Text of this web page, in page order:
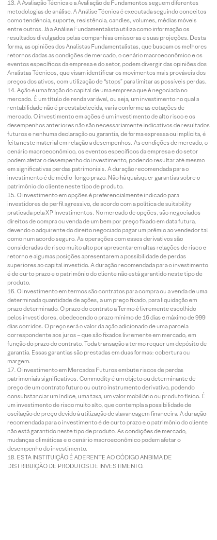
A Avaliação Técnica e a Avaliação de Fundamentos seguem diferentes
metodologias de análise. A Análise Técnica é executada seguindo conceitos
como tendência, suporte, resistência, candles, volumes, médias móveis
entre outros. Já a Análise Fundamentalista utiliza como informação os
resultados divulgados pelas companhias emissoras e suas projeções. Desta
forma, as opiniões dos Analistas Fundamentalistas, que buscam os melhores
retornos dadas as condições de mercado, o cenário macroeconômico e os
eventos específicos da empresa e do setor, podem divergir das opiniões dos
Analistas Técnicos, que visam identificar os movimentos mais prováveis dos
preços dos ativos, com utilização de “stops” para limitar as possíveis perdas.
Ação é uma fração do capital de uma empresa que é negociada no
mercado. É um título de renda variável, ou seja, um investimento no qual a
rentabilidade não é preestabelecida, varia conforme as cotações de
mercado. O investimento em ações é um investimento de alto risco e os
desempenhos anteriores não são necessariamente indicativos de resultados
futuros e nenhuma declaração ou garantia, de forma expressa ou implícita, é
feita neste material em relação a desempenhos. As condições de mercado, o
cenário macroeconômico, os eventos específicos da empresa e do setor
podem afetar o desempenho do investimento, podendo resultar até mesmo
em significativas perdas patrimoniais. A duração recomendada para o
investimento é de médio-longo prazo. Não há quaisquer garantias sobre o
patrimônio do cliente neste tipo de produto.
O investimento em opções é preferencialmente indicado para
investidores de perfil agressivo, de acordo com a política de suitability
praticada pela XP Investimentos. No mercado de opções, são negociados
direitos de compra ou venda de um bem por preço fixado em data futura,
devendo o adquirente do direito negociado pagar um prêmio ao vendedor tal
como num acordo seguro. As operações com esses derivativos são
consideradas de risco muito alto por apresentarem altas relações de risco e
retorno e algumas posições apresentarem a possibilidade de perdas
superiores ao capital investido. A duração recomendada para o investimento
é de curto prazo e o patrimônio do cliente não está garantido neste tipo de
produto.
O investimento em termos são contratos para compra ou a venda de uma
determinada quantidade de ações, a um preço fixado, para liquidação em
prazo determinado. O prazo do contrato a Termo é livremente escolhido
pelos investidores, obedecendo o prazo mínimo de 16 dias e máximo de 999
dias corridos. O preço será o valor da ação adicionado de uma parcela
correspondente aos juros – que são fixados livremente em mercado, em
função do prazo do contrato. Toda transação a termo requer um depósito de
garantia. Essas garantias são prestadas em duas formas: cobertura ou
margem.
O investimento em Mercados Futuros embute riscos de perdas
patrimoniais significativos. Commodity é um objeto ou determinante de
preço de um contrato futuro ou outro instrumento derivativo, podendo
consubstanciar um índice, uma taxa, um valor mobiliário ou produto físico. É
um investimento de risco muito alto, que contempla a possibilidade de
oscilação de preço devido à utilização de alavancagem financeira. A duração
recomendada para o investimento é de curto prazo e o patrimônio do cliente
não está garantido neste tipo de produto. As condições de mercado,
mudanças climáticas e o cenário macroeconômico podem afetar o
desempenho do investimento.
ESTA INSTITUIÇÃO É ADERENTE AO CÓDIGO ANBIMA DE
DISTRIBUIÇÃO DE PRODUTOS DE INVESTIMENTO.